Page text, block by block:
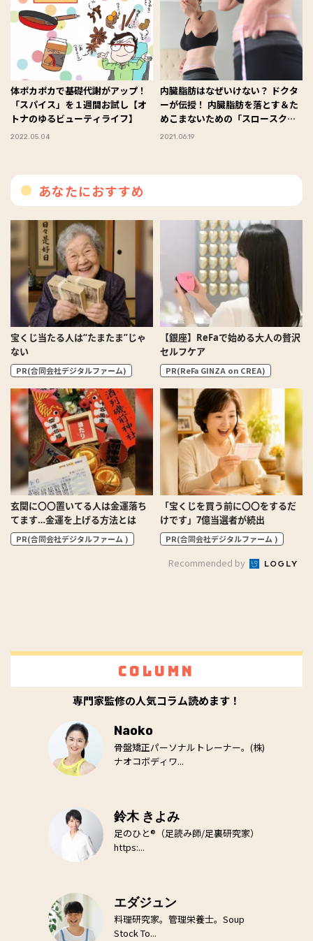
体ポカポカで基礎代謝がアップ！
「スパイス」を１週間お試し【オ
トナのゆるビューティライフ】
2022.05.04
内臓脂肪はなぜいけない？ ドクタ
ーが伝授！ 内臓脂肪を落とす＆た
めこまないための「スロースクワ
ット」
2021.06.19
あなたにおすすめ
宝くじ当たる人は“たまたま”じゃ
ない
PR(合同会社デジタルファーム)
【銀座】ReFaで始める大人の贅沢
セルフケア
PR(ReFa GINZA on CREA)
玄関に〇〇置いてる人は金運落ち
てます…金運を上げる方法とは
PR(合同会社デジタルファーム )
「宝くじを買う前に〇〇をするだ
けです」7億当選者が続出
PR(合同会社デジタルファーム )
Recommended by
Column
専門家監修の人気コラム読めます！
Naoko
骨盤矯正パーソナルトレーナー。(株)
ナオコボディワ...
鈴木 きよみ
足のひと®（足読み師/足裏研究家）
https:...
エダジュン
料理研究家。管理栄養士。Soup
Stock To...